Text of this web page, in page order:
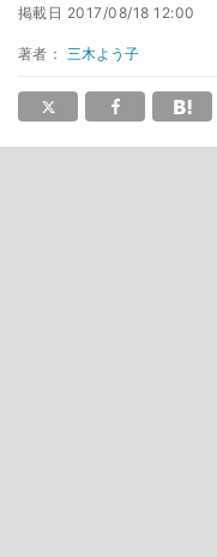
掲載日 2017/08/18 12:00
著者： 三木よう子